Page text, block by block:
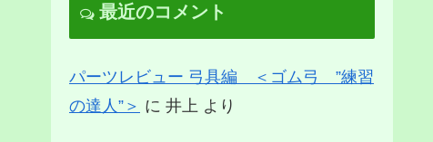
最近のコメント
パーツレビュー 弓具編 ＜ゴム弓 ”練習
の達人”＞ に 井上 より